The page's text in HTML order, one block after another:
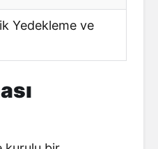
Yedekleme ve